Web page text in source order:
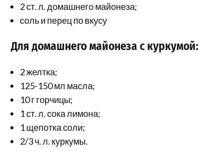
2 ст. л. домашнего майонеза;
соль и перец по вкусу
Для домашнего майонеза с куркумой:
2 желтка;
125-150 мл масла;
10 г горчицы;
1 ст. л. сока лимона;
1 щепотка соли;
2/3 ч. л. куркумы.